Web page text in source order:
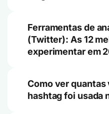
Ferramentas de
(Twitter): As 12
experimentar em
Como ver quantas
hashtag foi usada